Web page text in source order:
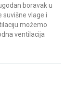
boravak u
suvišne vlage i
možemo
ventilacija